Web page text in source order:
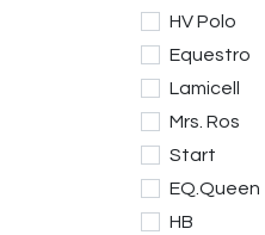
HV Polo
Equestro
Lamicell
Mrs. Ros
Start
EQ.Queen
HB